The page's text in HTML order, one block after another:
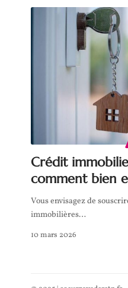
Crédit
comment bien
Vous envisagez de
immobilières…
10 mars 2026